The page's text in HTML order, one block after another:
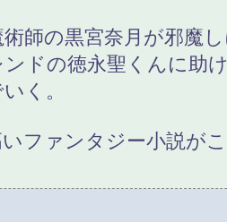
師の黒宮奈月が邪魔
ドの徳永聖くんに助
く。
ファンタジー小説が